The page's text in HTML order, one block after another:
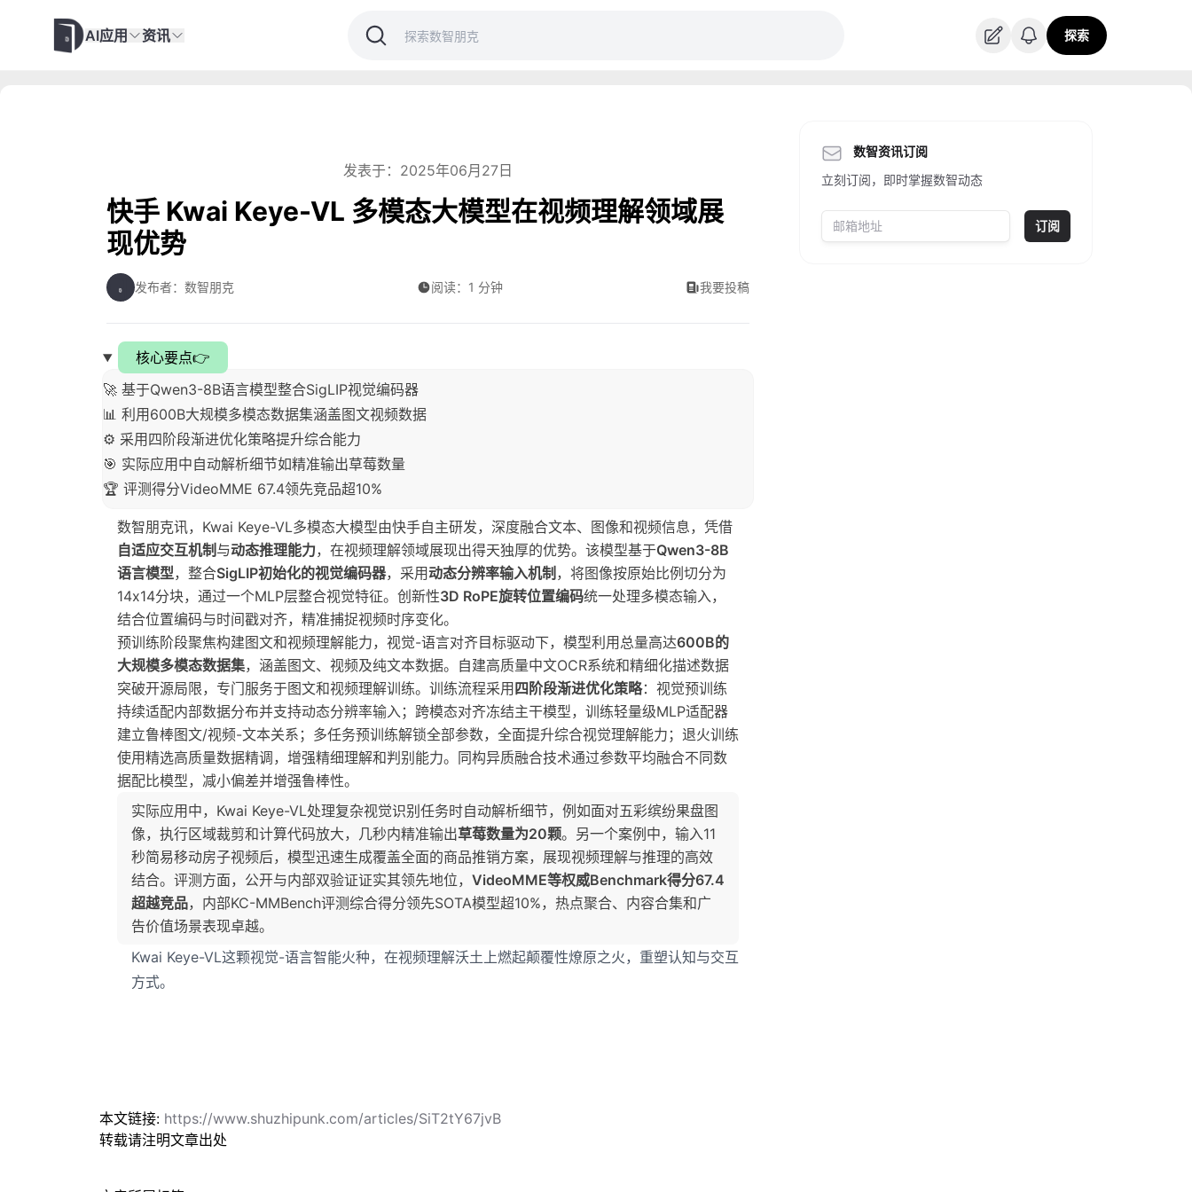
AI应用 资讯 探索
发表于：2025年06月27日
快手 Kwai Keye-VL 多模态大模型在视频理解领域展
现优势
发布者：数智朋克 阅读：1 分钟 我要投稿
核心要点👉
🚀 基于Qwen3-8B语言模型整合SigLIP视觉编码器
📊 利用600B大规模多模态数据集涵盖图文视频数据
⚙️ 采用四阶段渐进优化策略提升综合能力
🎯 实际应用中自动解析细节如精准输出草莓数量
🏆 评测得分VideoMME 67.4领先竞品超10%
数智朋克讯，Kwai Keye-VL多模态大模型由快手自主研发，深度融合文本、图像和视频信息，凭借
自适应交互机制 与动态推理能力，在视频理解领域展现出得天独厚的优势。该模型基于Qwen3-8B
语言模型，整合SigLIP初始化的视觉编码器，采用动态分辨率输入机制 ，将图像按原始比例切分为
14x14分块，通过一个MLP层整合视觉特征。创新性3D RoPE旋转位置编码统一处理多模态输入，
结合位置编码与时间戳对齐，精准捕捉视频时序变化。
预训练阶段聚焦构建图文和视频理解能力，视觉-语言对齐目标驱动下，模型利用总量高达600B的
大规模多模态数据集，涵盖图文、视频及纯文本数据。自建高质量中文OCR系统和精细化描述数据
突破开源局限，专门服务于图文和视频理解训练。训练流程采用 四阶段渐进优化策略：视觉预训练
持续适配内部数据分布并支持动态分辨率输入；跨模态对齐冻结主干模型，训练轻量级MLP适配器
建立鲁棒图文/视频-文本关系；多任务预训练解锁全部参数，全面提升综合视觉理解能力；退火训练
使用精选高质量数据精调，增强精细理解和判别能力。同构异质融合技术通过参数平均融合不同数
据配比模型，减小偏差并增强鲁棒性。
实际应用中，Kwai Keye-VL处理复杂视觉识别任务时自动解析细节，例如面对五彩缤纷果盘图
像，执行区域裁剪和计算代码放大，几秒内精准输出草莓数量为20颗。另一个案例中，输入11
秒简易移动房子视频后，模型迅速生成覆盖全面的商品推销方案，展现视频理解与推理的高效
结合。评测方面，公开与内部双验证证实其领先地位， VideoMME等权威Benchmark得分67.4
超越竞品，内部KC-MMBench评测综合得分领先SOTA模型超10%，热点聚合、内容合集和广
告价值场景表现卓越。
Kwai Keye-VL这颗视觉-语言智能火种，在视频理解沃土上燃起颠覆性燎原之火，重塑认知与交互
方式。
数智资讯订阅
立刻订阅，即时掌握数智动态
订阅
本文链接: https://www.shuzhipunk.com/articles/SiT2tY67jvB
转载请注明文章出处